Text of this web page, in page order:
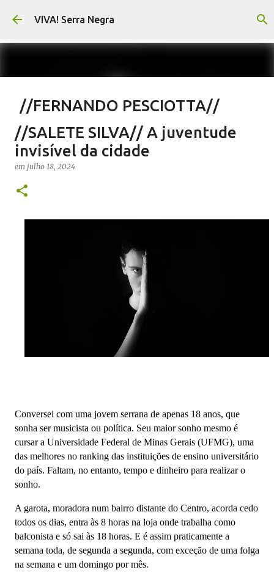
Pular para o conteúdo principal
VIVA! Serra Negra
//FERNANDO PESCIOTTA//
Encurtando caminho
em agosto 06, 2026 FERNANDO PESCIOTTA
NOTÍCIAS SERRA NEGRA
//SALETE SILVA// A juventude
invisível da cidade
em julho 18, 2024
Conversei com uma jovem serrana de apenas 18 anos, que
sonha ser musicista ou política. Seu maior sonho mesmo é
cursar a Universidade Federal de Minas Gerais (UFMG), uma
das melhores no ranking das instituições de ensino universitário
do país. Faltam, no entanto, tempo e dinheiro para realizar o
sonho.
A garota, moradora num bairro distante do Centro, acorda cedo
todos os dias, entra às 8 horas na loja onde trabalha como
balconista e só sai às 18 horas. E é assim praticamente a
semana toda, de segunda a segunda, com exceção de uma folga
na semana e um domingo por mês.